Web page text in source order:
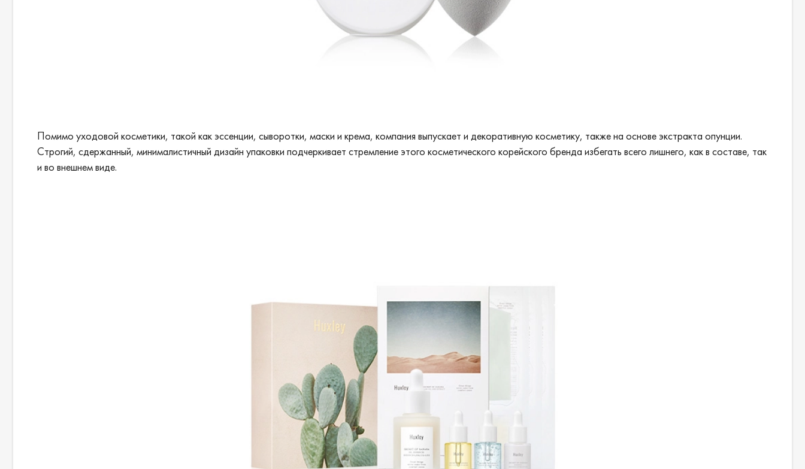
Помимо уходовой косметики, такой как эссенции, сыворотки, маски и крема, компания выпускает и декоративную косметику, также на основе экстракта опунции.
Строгий, сдержанный, минималистичный дизайн упаковки подчеркивает стремление этого косметического корейского бренда избегать всего лишнего, как в составе, так
и во внешнем виде.